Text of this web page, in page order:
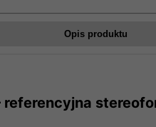
Opis produktu
referencyjna